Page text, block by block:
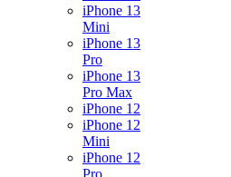
iPhone 13
Mini
iPhone 13
Pro
iPhone 13
Pro Max
iPhone 12
iPhone 12
Mini
iPhone 12
Pro